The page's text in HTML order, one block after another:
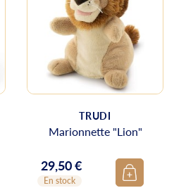
TRUDI
Marionnette "Lion"
Prix
29,50 €
En stock